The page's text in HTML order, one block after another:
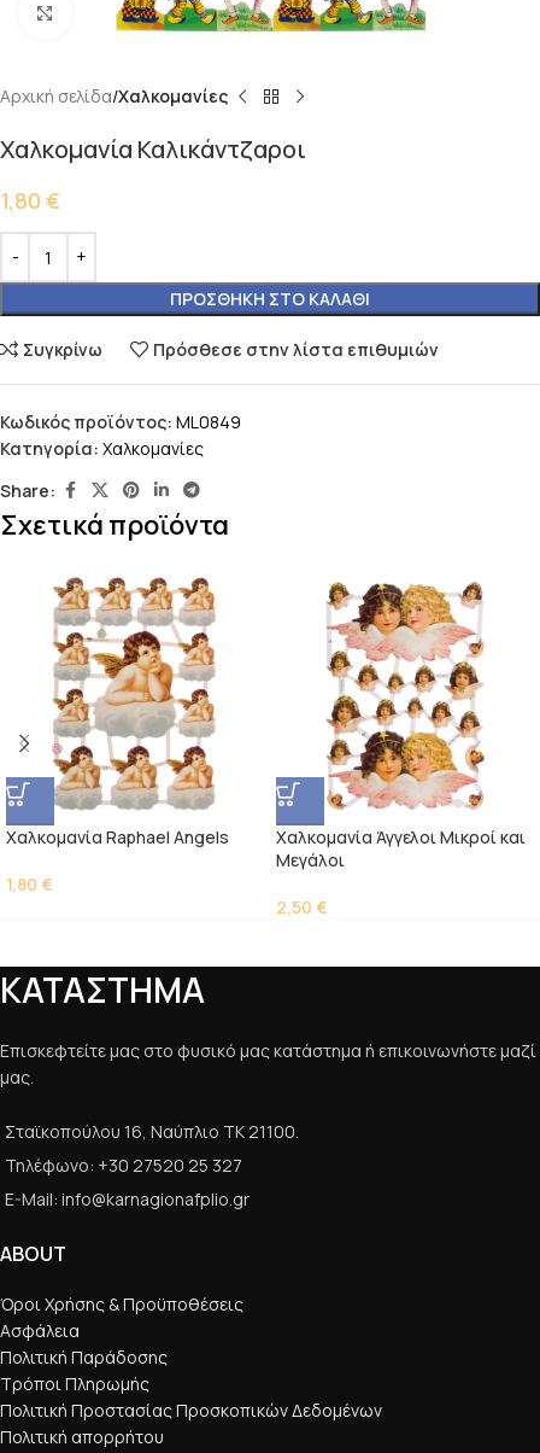
Κάντε κλικ για μεγέθυνση
Αρχική σελίδα Χαλκομανίες
Χαλκομανία Καλικάντζαροι
1,80 €
ΠΡΟΣΘΉΚΗ ΣΤΟ ΚΑΛΆΘΙ
Συγκρίνω Πρόσθεσε στην λίστα επιθυμιών
Κωδικός προϊόντος: ML0849
Κατηγορία: Χαλκομανίες
Share:
Σχετικά προϊόντα
Χαλκομανία Raphael Angels
1,80 €
Χαλκομανία Άγγελοι Μικροί και
Μεγάλοι
2,50 €
ΚΑΤΑΣΤΗΜΑ
Επισκεφτείτε μας στο φυσικό μας κατάστημα ή επικοινωνήστε μαζί
μας.
Σταϊκοπούλου 16, Ναύπλιο ΤΚ 21100.
Τηλέφωνο: +30 27520 25 327
E-Mail: info@karnagionafplio.gr
ABOUT
Όροι Χρήσης & Προϋποθέσεις
Ασφάλεια
Πολιτική Παράδοσης
Τρόποι Πληρωμής
Πολιτική Προστασίας Προσκοπικών Δεδομένων
Πολιτική απορρήτου